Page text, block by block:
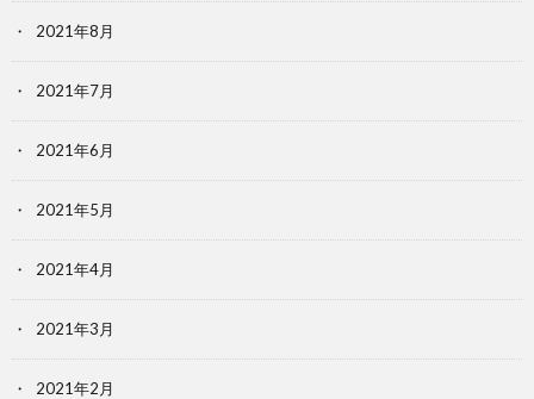
2021年8月
2021年7月
2021年6月
2021年5月
2021年4月
2021年3月
2021年2月